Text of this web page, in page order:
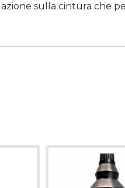
sulla cintura che